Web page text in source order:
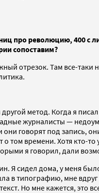
про революцию, 400 с
сопоставим?
отрезок. Там все-
метод. Когда я
журналисты —
говорят под запись,
о том времени. Хотя кто-
я говорил, дали
Я сидел дома, у меня
в типографию, мне
Но мне кажется, это